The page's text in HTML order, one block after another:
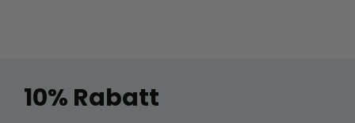
10% Rabatt